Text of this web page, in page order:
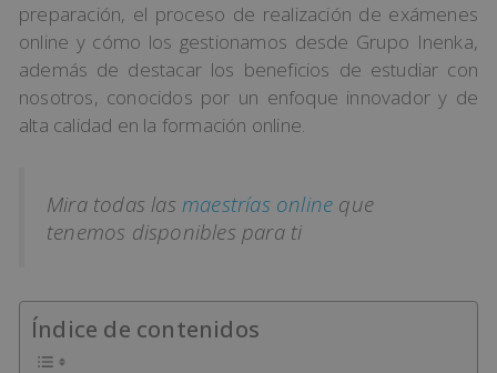
preparación, el proceso de realización de exámenes
online y cómo los gestionamos desde Grupo Inenka,
además de destacar los beneficios de estudiar con
nosotros, conocidos por un enfoque innovador y de
alta calidad en la formación online.
Mira todas las maestrías online que
tenemos disponibles para ti
Índice de contenidos